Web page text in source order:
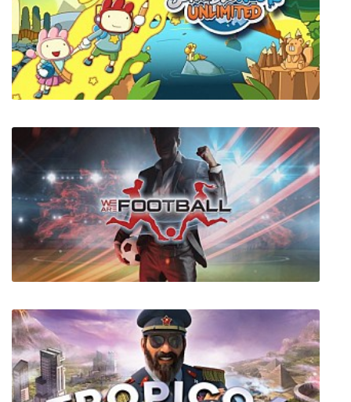
Suite 776
Scribblenauts Unlimited